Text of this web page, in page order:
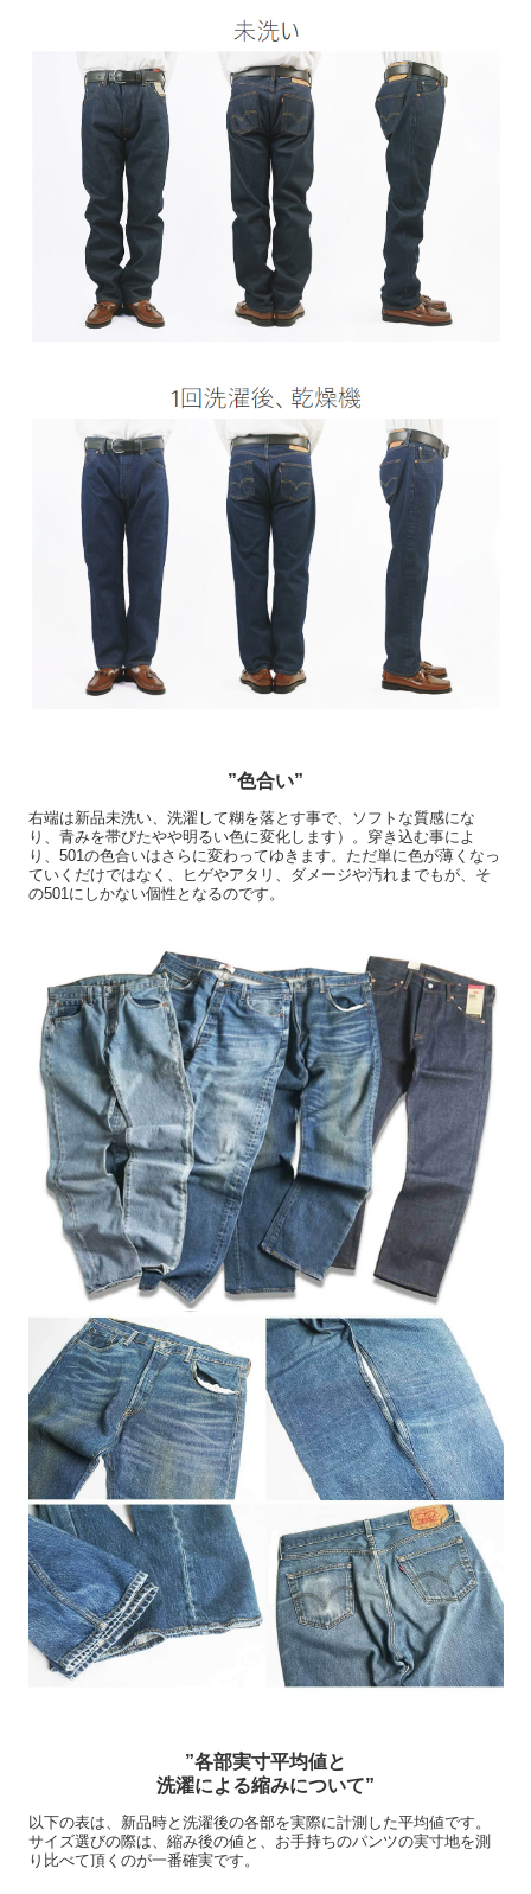
”色合い”
右端は新品未洗い、洗濯して糊を落とす事で、ソフトな質感にな
り、青みを帯びたやや明るい色に変化します）。穿き込む事によ
り、501の色合いはさらに変わってゆきます。ただ単に色が薄くなっ
ていくだけではなく、ヒゲやアタリ、ダメージや汚れまでもが、そ
の501にしかない個性となるのです。
”各部実寸平均値と
洗濯による縮みについて”
以下の表は、新品時と洗濯後の各部を実際に計測した平均値です。
サイズ選びの際は、縮み後の値と、お手持ちのパンツの実寸地を測
り比べて頂くのが一番確実です。